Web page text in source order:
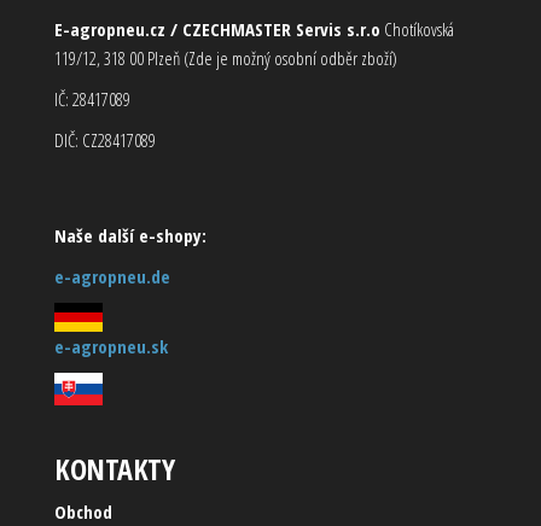
E-agropneu.cz / CZECHMASTER Servis s.r.o Chotíkovská
119/12, 318 00 Plzeň (Zde je možný osobní odběr zboží)
IČ: 28417089
DIČ: CZ28417089
Naše další e-shopy:
e-agropneu.de
e-agropneu.sk
KONTAKTY
Obchod